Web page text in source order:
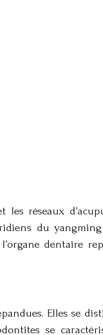
réseaux
du
dentaire
Elles se
se